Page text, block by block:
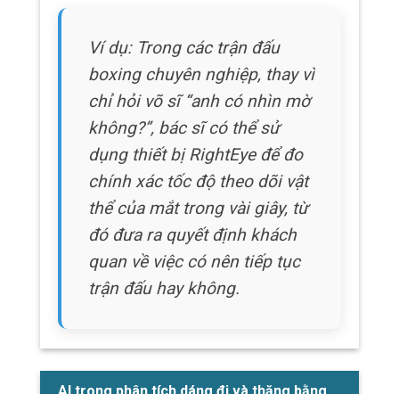
AI trong phân tích dáng đi và thăng bằng
Chấn động não thường làm suy giảm khả
năng duy trì tư thế và phối hợp chuyển động
của cá nhân.
Vì vậy dẫn đến những vấn đề có thể quan sát
được với dáng đi và thăng bằng.
Đánh giá tốc độ đi bộ, chiều dài bước và phối
hợp khớp là những thành phần chính của việc
đánh giá chấn động não lâm sàng.
phân tích dữ liệu được thu thập qua các cảm